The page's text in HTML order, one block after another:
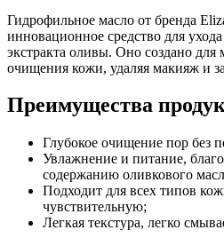
Гидрофильное масло от бренда
инновационное средство для
экстракта оливы. Оно создано для
очищения кожи, удаляя макияж и
Преимущества
Глубокое очищение пор без
Увлажнение и питание,
содержанию оливкового
Подходит для всех типов
чувствительную;
Легкая текстура, легко